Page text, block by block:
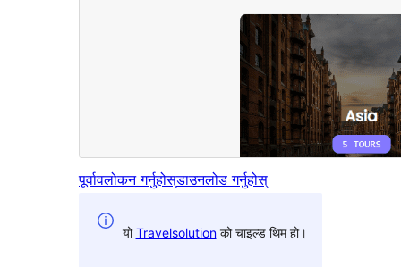
पूर्वावलोकन गर्नुहोस्डाउनलोड गर्नुहोस्
योTravelsolutionको चाइल्ड थिम हो।